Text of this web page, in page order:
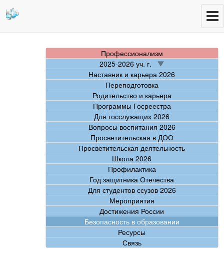
Профессионализм
2025-2026 уч. г.
Наставник и карьера 2026
Переподготовка
Родительство и карьера
Программы Госреестра
Для госслужащих 2026
Вопросы воспитания 2026
Просветительская в ДОО
Просветительская деятельность
Школа 2026
Профилактика
Год защитника Отечества
Для студентов ссузов 2026
Мероприятия
Достижения России
Безопасность в образовании
Ресурсы
Связь